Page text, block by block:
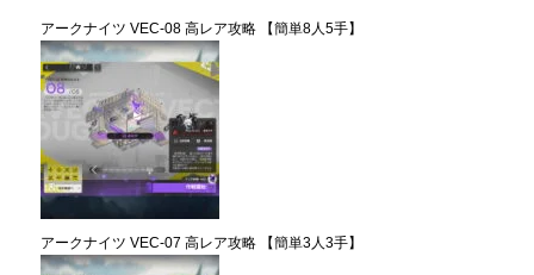
アークナイツ VEC-08 高レア攻略 【簡単8人5手】
アークナイツ VEC-07 高レア攻略 【簡単3人3手】